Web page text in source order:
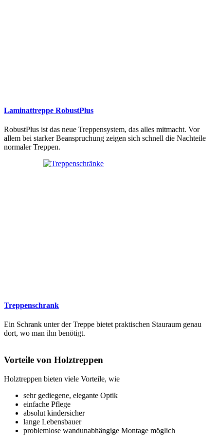
Laminattreppe RobustPlus
RobustPlus ist das neue Treppensystem, das alles mitmacht. Vor
allem bei starker Beanspruchung zeigen sich schnell die Nachteile
normaler Treppen.
Treppenschrank
Ein Schrank unter der Treppe bietet praktischen Stauraum genau
dort, wo man ihn benötigt.
Vorteile von Holztreppen
Holztreppen bieten viele Vorteile, wie
sehr gediegene, elegante Optik
einfache Pflege
absolut kindersicher
lange Lebensbauer
problemlose wandunabhängige Montage möglich